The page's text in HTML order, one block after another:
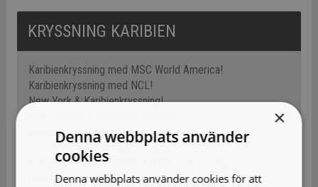
KRYSSNING KARIBIEN
Karibienkryssning med MSC World America!
Karibienkryssning med NCL!
New York & Karibienkryssning!
Barbados & Karibienkryssning!
Puerto Rico & Karibienkryssning!
Dominikanska Republiken & Karibienkryssning!
Orlando & Karibienkryssning!
×
Denna webbplats använder
cookies
Denna webbplats använder cookies för att